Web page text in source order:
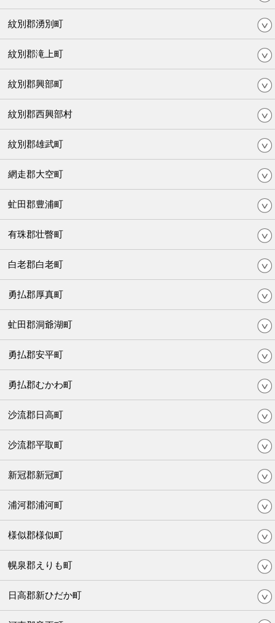
紋別郡湧別町
紋別郡滝上町
紋別郡興部町
紋別郡西興部村
紋別郡雄武町
網走郡大空町
虻田郡豊浦町
有珠郡壮瞥町
白老郡白老町
勇払郡厚真町
虻田郡洞爺湖町
勇払郡安平町
勇払郡むかわ町
沙流郡日高町
沙流郡平取町
新冠郡新冠町
浦河郡浦河町
様似郡様似町
幌泉郡えりも町
日高郡新ひだか町